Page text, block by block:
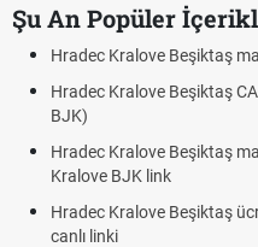
Şu An Popüler
Hradec Kralove Beşiktaş
Hradec Kralove Beşiktaş
BJK)
Hradec Kralove Beşiktaş
Kralove BJK link
Hradec Kralove Beşiktaş
canlı linki